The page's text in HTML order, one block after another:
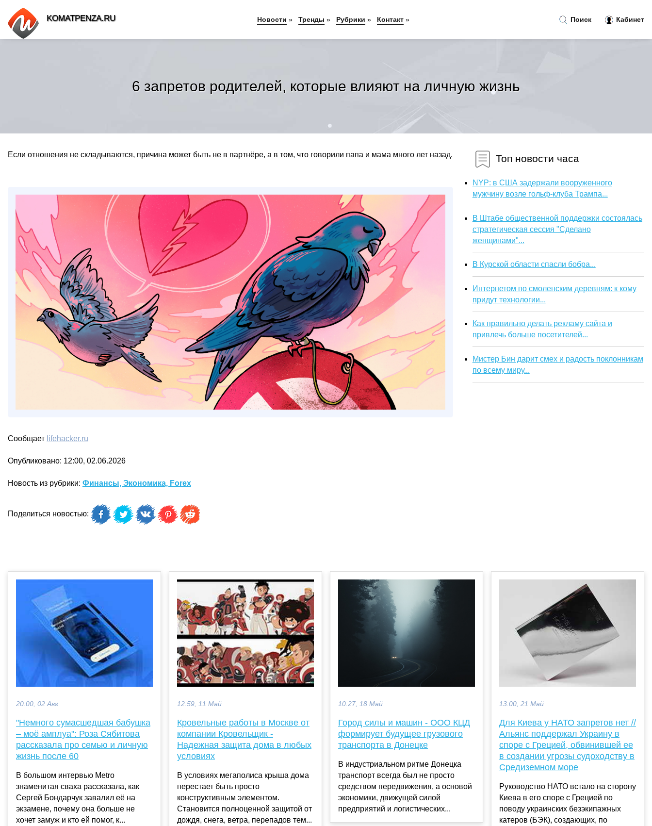
6 запретов родителей, которые влияют на личную жизнь
Если отношения не складываются, причина может быть не в партнёре, а в том, что говорили папа и мама много лет назад.
Сообщает lifehacker.ru
Опубликовано: 12:00, 02.06.2026
Новость из рубрики: Финансы, Экономика, Forex
Поделиться новостью:
Топ новости часа
NYP: в США задержали вооруженного
мужчину возле гольф-клуба Трампа...
В Штабе общественной поддержки состоялась
стратегическая сессия "Сделано
женщинами"...
В Курской области спасли бобра...
Интернетом по смоленским деревням: к кому
придут технологии...
Как правильно делать рекламу сайта и
привлечь больше посетителей...
Мистер Бин дарит смех и радость поклонникам
по всему миру...
20:00, 02 Авг
"Немного сумасшедшая бабушка
– моё амплуа": Роза Сябитова
рассказала про семью и личную
жизнь после 60
В большом интервью Metro
знаменитая сваха рассказала, как
Сергей Бондарчук завалил её на
экзамене, почему она больше не
хочет замуж и кто ей помог, к...
12:59, 11 Май
Кровельные работы в Москве от
компании Кровельщик -
Надежная защита дома в любых
условиях
В условиях мегаполиса крыша дома
перестает быть просто
конструктивным элементом.
Становится полноценной защитой от
дождя, снега, ветра, перепадов тем...
10:27, 18 Май
Город силы и машин - ООО КЦД
формирует будущее грузового
транспорта в Донецке
В индустриальном ритме Донецка
транспорт всегда был не просто
средством передвижения, а основой
экономики, движущей силой
предприятий и логистических...
13:00, 21 Май
Для Киева у НАТО запретов нет //
Альянс поддержал Украину в
споре с Грецией, обвинившей ее
в создании угрозы судоходству в
Средиземном море
Руководство НАТО встало на сторону
Киева в его споре с Грецией по
поводу украинских безэкипажных
катеров (БЭК), создающих, по
Поиск Кабинет
KOMATPENZA.RU Новости » Тренды » Рубрики » Контакт »